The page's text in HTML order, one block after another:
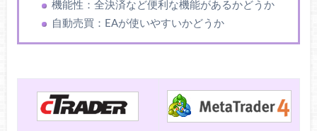
機能性：全決済など便利な機能があるかどうか
自動売買：EAが使いやすいかどうか